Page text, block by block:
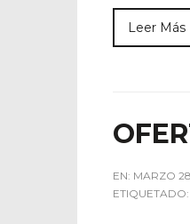
Leer Más
EN: MARZO
ETIQUETADO: